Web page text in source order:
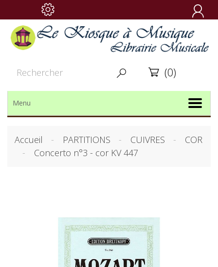

  (0)
Menu
Accueil PARTITIONS CUIVRES
COR
Concerto n°3 - cor KV 447